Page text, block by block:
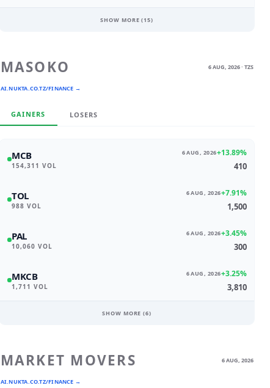
SHOW MORE (15)
MASOKO
AI.NUKTA.CO.TZ/FINANCE →
6 AUG, 2026 · TZS
GAINERS LOSERS
MCB
154,311 VOL
6 AUG, 2026+13.89%
410
TOL
988 VOL
6 AUG, 2026+7.91%
1,500
PAL
10,060 VOL
6 AUG, 2026+3.45%
300
MKCB
1,711 VOL
6 AUG, 2026+3.25%
3,810
SHOW MORE (6)
MARKET MOVERS
AI.NUKTA.CO.TZ/FINANCE →
6 AUG, 2026